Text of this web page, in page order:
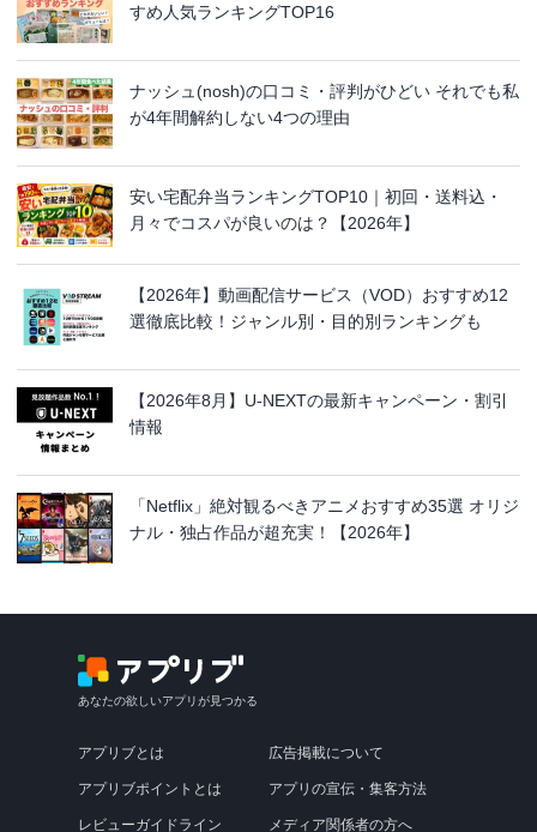
すめ人気ランキングTOP16
ナッシュ(nosh)の口コミ・評判がひどい それでも私
が4年間解約しない4つの理由
安い宅配弁当ランキングTOP10｜初回・送料込・
月々でコスパが良いのは？【2026年】
【2026年】動画配信サービス（VOD）おすすめ12
選徹底比較！ジャンル別・目的別ランキングも
【2026年8月】U-NEXTの最新キャンペーン・割引
情報
「Netflix」絶対観るべきアニメおすすめ35選 オリジ
ナル・独占作品が超充実！【2026年】
あなたの欲しいアプリが見つかる
アプリブとは
アプリブポイントとは
レビューガイドライン
広告掲載について
アプリの宣伝・集客方法
メディア関係者の方へ